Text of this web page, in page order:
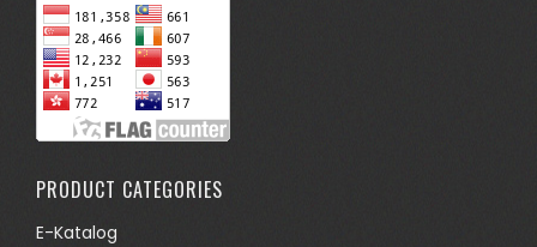
PRODUCT CATEGORIES
E-Katalog